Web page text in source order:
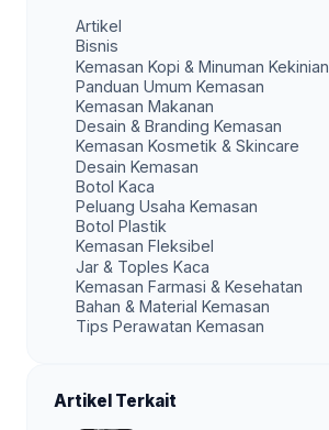
Artikel
Bisnis
Kemasan Kopi & Minuman Kekinian
Panduan Umum Kemasan
Kemasan Makanan
Desain & Branding Kemasan
Kemasan Kosmetik & Skincare
Desain Kemasan
Botol Kaca
Peluang Usaha Kemasan
Botol Plastik
Kemasan Fleksibel
Jar & Toples Kaca
Kemasan Farmasi & Kesehatan
Bahan & Material Kemasan
Tips Perawatan Kemasan
Artikel Terkait